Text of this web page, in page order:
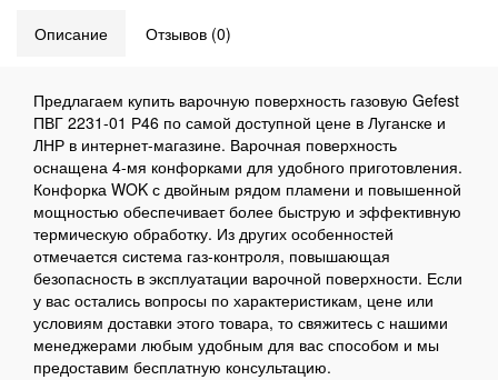
Описание Отзывов (0)
Предлагаем купить варочную поверхность газовую Gefest
ПВГ 2231-01 Р46 по самой доступной цене в Луганске и
ЛНР в интернет-магазине. Варочная поверхность
оснащена 4-мя конфорками для удобного приготовления.
Конфорка WOK с двойным рядом пламени и повышенной
мощностью обеспечивает более быструю и эффективную
термическую обработку. Из других особенностей
отмечается система газ-контроля, повышающая
безопасность в эксплуатации варочной поверхности. Если
у вас остались вопросы по характеристикам, цене или
условиям доставки этого товара, то свяжитесь с нашими
менеджерами любым удобным для вас способом и мы
предоставим бесплатную консультацию.